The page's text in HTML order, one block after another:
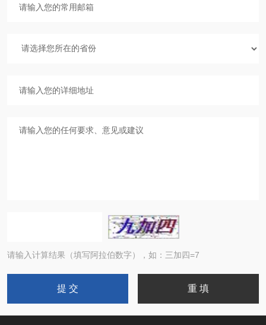
请输入计算结果（填写阿拉伯数字），如：三加四=7